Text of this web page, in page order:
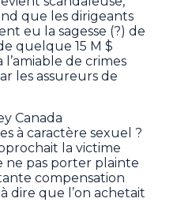
que les dirigeants
eu la sagesse (?) de
quelque 15 M $
de crimes
les assureurs de
Canada
à caractère sexuel ?
la victime
ne pas porter plainte
compensation
dire que l’on achetait